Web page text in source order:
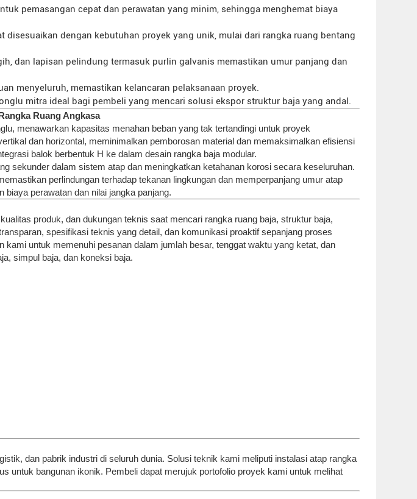
pemasangan cepat dan perawatan yang minim, sehingga menghemat biaya
dengan kebutuhan proyek yang unik, mulai dari rangka ruang bentang
dan lapisan pelindung termasuk purlin galvanis memastikan umur panjang dan
menyeluruh, memastikan kelancaran pelaksanaan proyek.
mitra ideal bagi pembeli yang mencari solusi ekspor struktur baja yang andal.
Ruang Angkasa
menawarkan kapasitas menahan beban yang tak tertandingi untuk proyek
dan horizontal, meminimalkan pemborosan material dan memaksimalkan efisiensi
balok berbentuk H ke dalam desain rangka baja modular.
sekunder dalam sistem atap dan meningkatkan ketahanan korosi secara keseluruhan.
perlindungan terhadap tekanan lingkungan dan memperpanjang umur atap
perawatan dan nilai jangka panjang.
produk, dan dukungan teknis saat mencari rangka ruang baja, struktur baja,
spesifikasi teknis yang detail, dan komunikasi proaktif sepanjang proses
untuk memenuhi pesanan dalam jumlah besar, tenggat waktu yang ketat, dan
simpul baja, dan koneksi baja.
dan pabrik industri di seluruh dunia. Solusi teknik kami meliputi instalasi atap rangka
untuk bangunan ikonik. Pembeli dapat merujuk portofolio proyek kami untuk melihat